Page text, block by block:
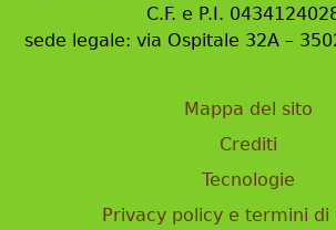
C.F. e P.I.
sede legale: via Ospitale 32A –
Mappa del sito
Crediti
Tecnologie
Privacy policy e termini di